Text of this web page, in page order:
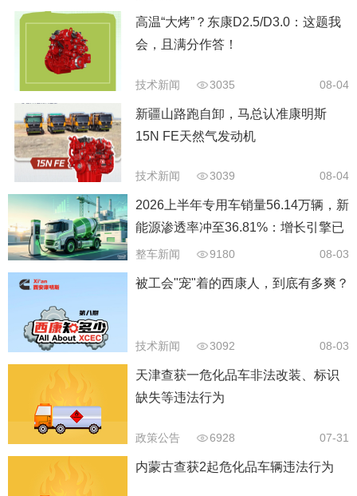
高温“大烤”？东康D2.5/D3.0：这题我
会，且满分作答！
技术新闻 3035 08-04
新疆山路跑自卸，马总认准康明斯
15N FE天然气发动机
技术新闻 3039 08-04
2026上半年专用车销量56.14万辆，新
能源渗透率冲至36.81%：增长引擎已
经换挡
整车新闻 9180 08-03
被工会"宠"着的西康人，到底有多爽？
技术新闻 3092 08-03
天津查获一危化品车非法改装、标识
缺失等违法行为
政策公告 6928 07-31
内蒙古查获2起危化品车辆违法行为